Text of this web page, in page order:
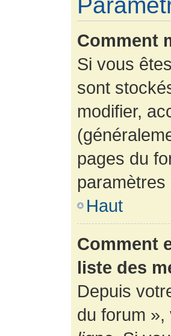
Comment
Si vous
sont
modifier,
pages du
Haut
Comment
liste des
Depuis
du forum »,